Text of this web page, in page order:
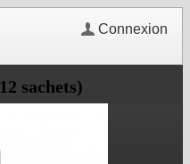
Connexion
sachets)